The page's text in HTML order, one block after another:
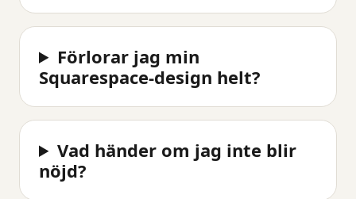
Förlorar jag min
Squarespace-design helt?
Vad händer om jag inte blir
nöjd?